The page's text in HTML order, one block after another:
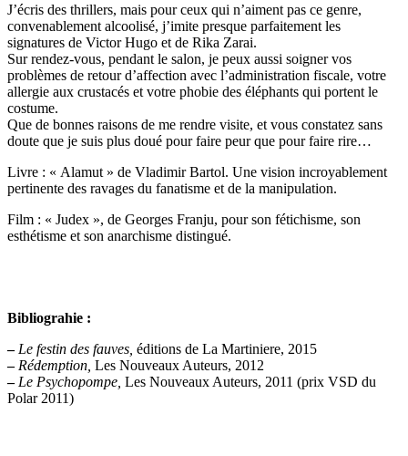
J’écris des thrillers, mais pour ceux qui n’aiment pas ce genre,
convenablement alcoolisé, j’imite presque parfaitement les
signatures de Victor Hugo et de Rika Zarai.
Sur rendez-vous, pendant le salon, je peux aussi soigner vos
problèmes de retour d’affection avec l’administration fiscale, votre
allergie aux crustacés et votre phobie des éléphants qui portent le
costume.
Que de bonnes raisons de me rendre visite, et vous constatez sans
doute que je suis plus doué pour faire peur que pour faire rire…
Livre : « Alamut » de Vladimir Bartol. Une vision incroyablement
pertinente des ravages du fanatisme et de la manipulation.
Film : « Judex », de Georges Franju, pour son fétichisme, son
esthétisme et son anarchisme distingué.
Bibliograhie :
– Le festin des fauves, éditions de La Martiniere, 2015
– Rédemption, Les Nouveaux Auteurs, 2012
– Le Psychopompe, Les Nouveaux Auteurs, 2011 (prix VSD du
Polar 2011)